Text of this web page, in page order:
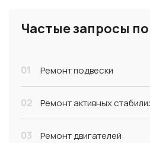
Частые запросы
01 Ремонт подвески
02 Ремонт активных
03 Ремонт двигателей